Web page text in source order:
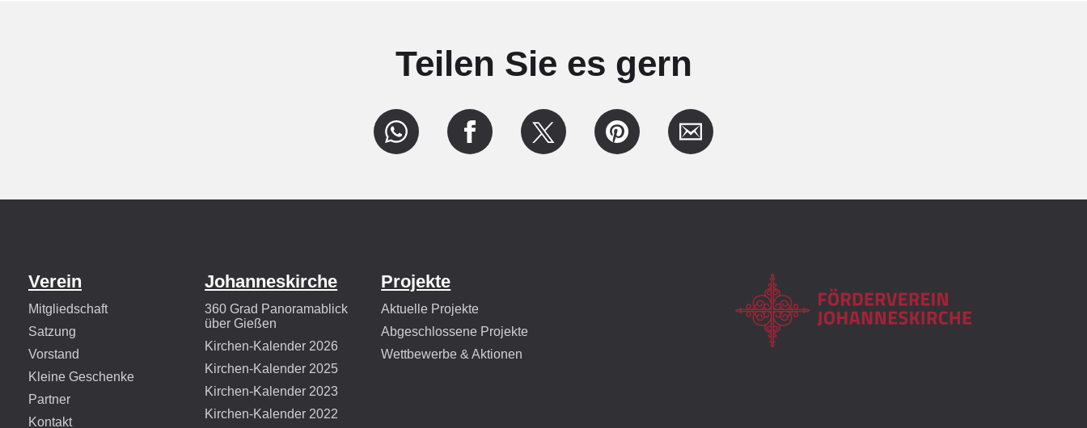
Teilen Sie es gern
Verein
Mitgliedschaft
Satzung
Vorstand
Kleine Geschenke
Partner
Kontakt
Johanneskirche
360 Grad Panoramablick
über Gießen
Kirchen-Kalender 2026
Kirchen-Kalender 2025
Kirchen-Kalender 2023
Kirchen-Kalender 2022
Projekte
Aktuelle Projekte
Abgeschlossene Projekte
Wettbewerbe & Aktionen